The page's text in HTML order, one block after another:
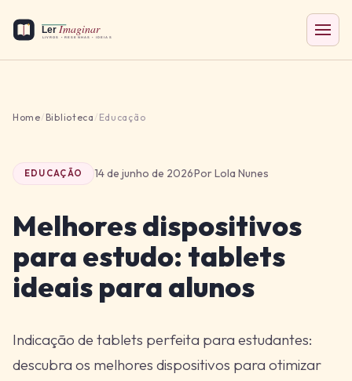
Home/ Biblioteca / Educação
EDUCAÇÃO 14 de junho de 2026·Por Lola Nunes
Melhores dispositivos
para estudo: tablets
ideais para alunos
Indicação de tablets perfeita para estudantes:
descubra os melhores dispositivos para otimizar